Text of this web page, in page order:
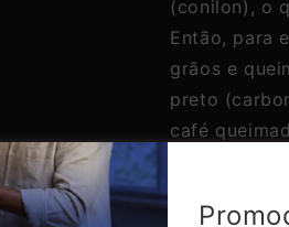
(conilon), o
Então, para
grãos e
preto
café